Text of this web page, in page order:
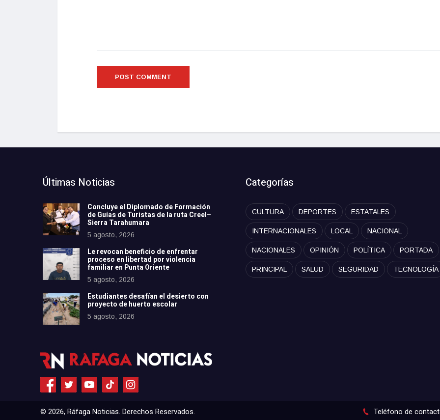
Últimas Noticias
Concluye el Diplomado de Formación
de Guías de Turistas de la ruta Creel–
Sierra Tarahumara
5 agosto, 2026
Le revocan beneficio de enfrentar
proceso en libertad por violencia
familiar en Punta Oriente
5 agosto, 2026
Estudiantes desafían el desierto con
proyecto de huerto escolar
5 agosto, 2026
Categorías
CULTURA DEPORTES ESTATALES
INTERNACIONALES LOCAL NACIONAL
NACIONALES OPINIÓN POLÍTICA PORTADA
PRINCIPAL SALUD SEGURIDAD TECNOLOGÍA
© 2026, Ráfaga Noticias. Derechos Reservados. Teléfono de